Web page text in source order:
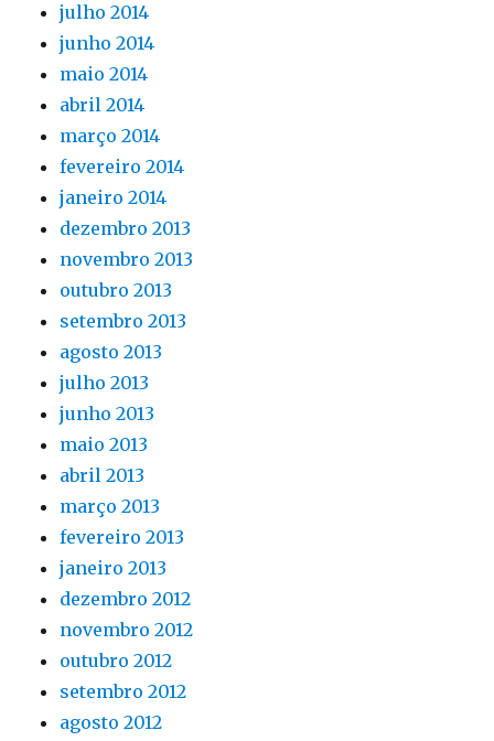
julho 2014
junho 2014
maio 2014
abril 2014
março 2014
fevereiro 2014
janeiro 2014
dezembro 2013
novembro 2013
outubro 2013
setembro 2013
agosto 2013
julho 2013
junho 2013
maio 2013
abril 2013
março 2013
fevereiro 2013
janeiro 2013
dezembro 2012
novembro 2012
outubro 2012
setembro 2012
agosto 2012